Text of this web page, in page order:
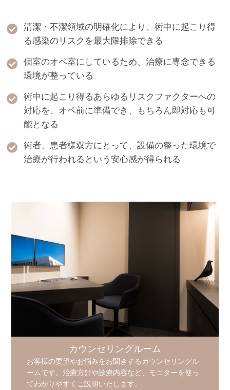
清潔・不潔領域の明確化により、術中に起こり得
る感染のリスクを最大限排除できる
個室のオペ室にしているため、治療に専念できる
環境が整っている
術中に起こり得るあらゆるリスクファクターへの
対応を、オペ前に準備でき、もちろん即対応も可
能となる
術者、患者様双方にとって、設備の整った環境で
治療が行われるという安心感が得られる
カウンセリングルーム
お客様の要望やお悩みをお聞きするカウンセリングル
ームです。治療方針や診療内容など、モニターを使っ
てわかりやすくご説明いたします。